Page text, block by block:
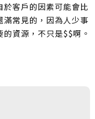
客戶的因素可能會比
常見的，因為人少事
資源，不只是$$啊。